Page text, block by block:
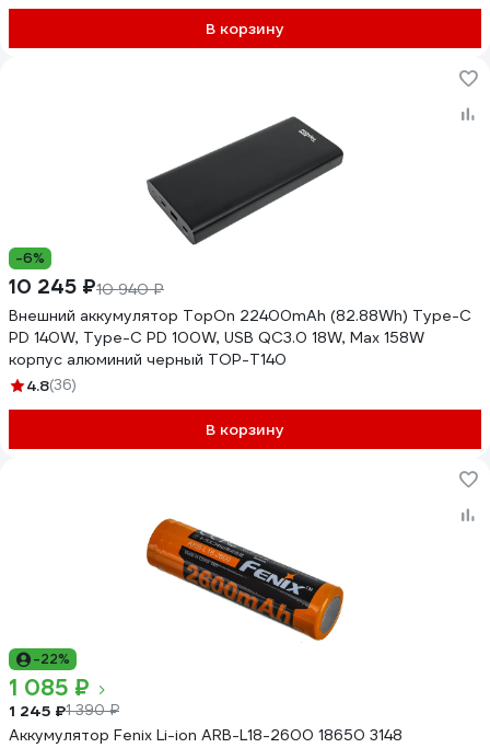
В корзину
-6%
10 245 ₽10 940 ₽
Внешний аккумулятор TopOn 22400mAh (82.88Wh) Type-C
PD 140W, Type-C PD 100W, USB QC3.0 18W, Max 158W
корпус алюминий черный TOP-T140
4.8(36)
В корзину
-22%
1 085 ₽
1 245 ₽1 390 ₽
Аккумулятор Fenix Li-ion ARB-L18-2600 18650 3148